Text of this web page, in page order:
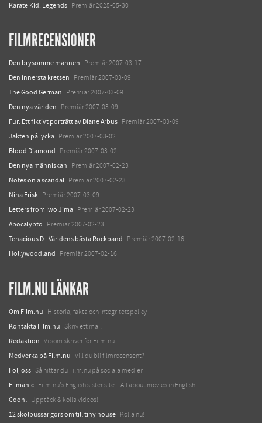
Karate Kid: Legends Premiär 2025-05-30
FILMRECENSIONER
Den brysomme mannen Premiär 2007-03-17
Den innersta kretsen Premiär 2007-03-09
The Good German Premiär 2007-03-09
Den nya världen Premiär 2007-03-09
Fur: Ett fiktivt porträtt av Diane Arbus Premiär 2007-03-09
Jakten på lycka Premiär 2007-03-02
Blood Diamond Premiär 2007-03-02
Den nya människan Premiär 2007-02-23
Notes on a scandal Premiär 2007-02-23
Nina Frisk Premiär 2007-03-09
Letters from Iwo Jima Premiär 2007-02-23
Apocalypto Premiär 2007-02-23
Tenacious D - Världens bästa Rockband Premiär 2007-02-16
Hollywoodland Premiär 2007-02-16
FILM.NU LÄNKAR
Om Film.nu Historia, fakta och integritetspolicy
Kontakta Film.nu Skriv ett mail
Redaktion Vi som skriver för Film.nu
Medverka på Film.nu Vill du bli filmrecensent?
Följ oss Så hittar du Film.nu på sociala medier
Filmanic Film.nu's English sister site – All about movies in English
Coohl Upptäck & kolla videos!
12 skolbussar görs om till tiny house Kolla nu!